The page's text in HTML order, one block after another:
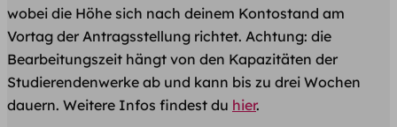
wobei die Höhe sich nach deinem Kontostand am
Vortag der Antragsstellung richtet. Achtung: die
Bearbeitungszeit hängt von den Kapazitäten der
Studierendenwerke ab und kann bis zu drei Wochen
dauern. Weitere Infos findest du hier.